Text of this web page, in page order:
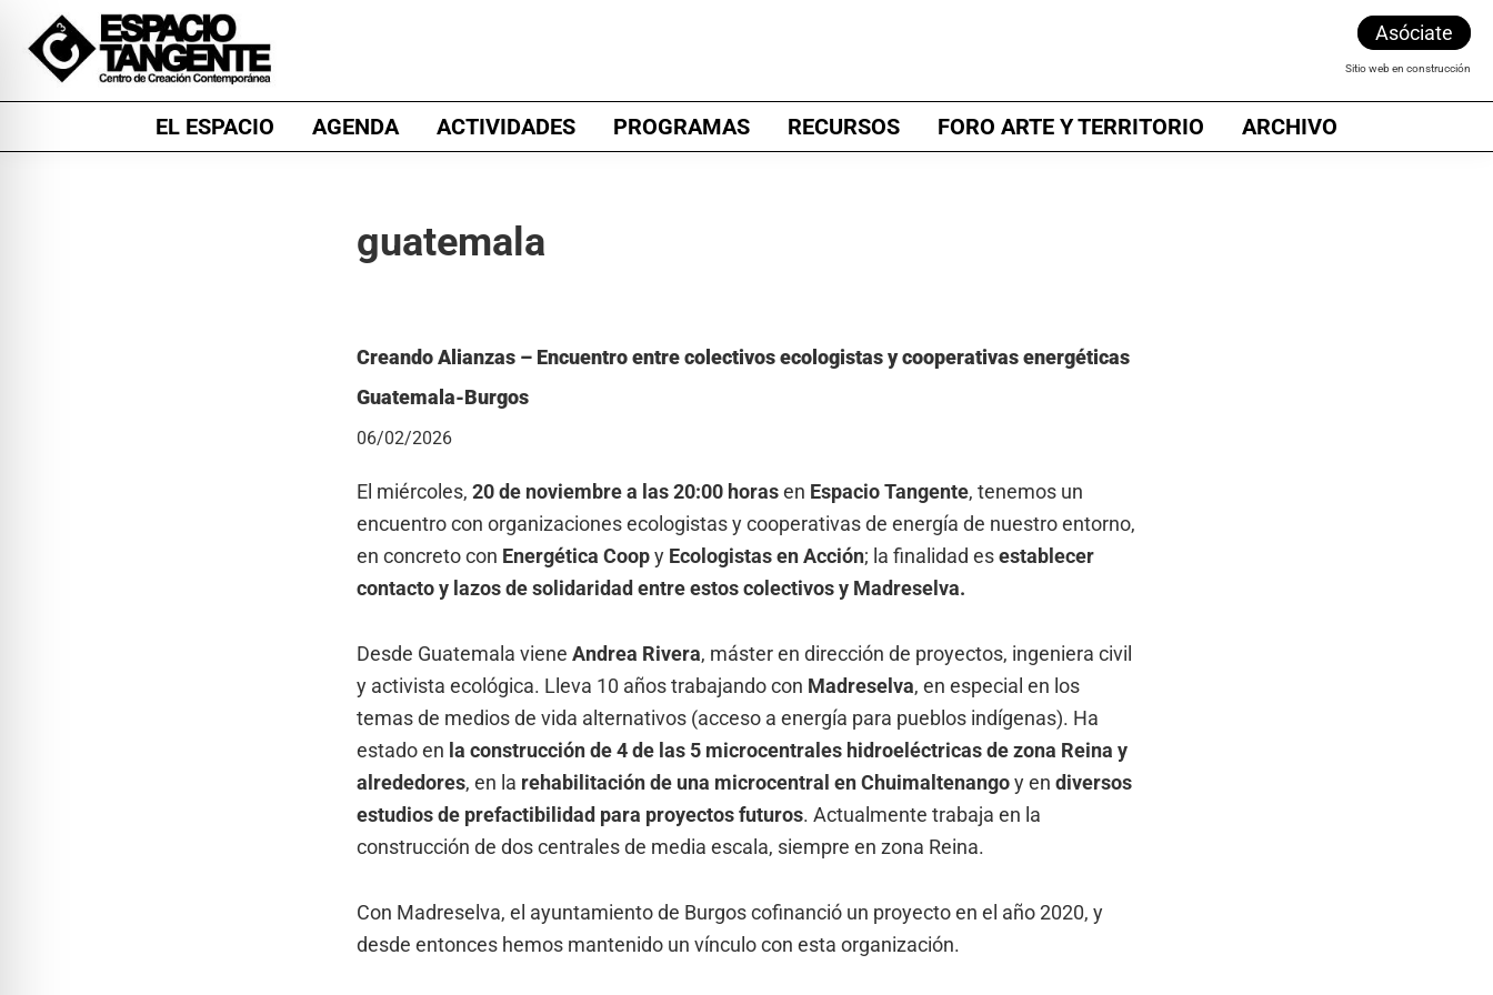
primary
footer
Espacio
Asóciate
Sitio web en construcción
EL ESPACIO AGENDA ACTIVIDADES PROGRAMAS RECURSOS FORO ARTE Y TERRITORIO ARCHIVO
guatemala
Creando Alianzas – Encuentro entre colectivos ecologistas y cooperativas energéticas
Guatemala-Burgos
06/02/2026
El miércoles, 20 de noviembre a las 20:00 horasen Espacio Tangente, tenemos un
encuentro con organizaciones ecologistas y cooperativas de energía de nuestro entorno,
en concreto con Energética Coopy Ecologistas en Acción; la finalidad esestablecer
contacto y lazos de solidaridad entre estos colectivos y Madreselva.
Desde Guatemala viene Andrea Rivera, máster en dirección de proyectos, ingeniera civil
y activista ecológica. Lleva 10 años trabajando con Madreselva, en especial en los
temas de medios de vida alternativos (acceso a energía para pueblos indígenas). Ha
estado en la construcción de 4 de las 5 microcentrales hidroeléctricas de zona Reina y
alrededores, en la rehabilitación de una microcentral en Chuimaltenangoy en diversos
estudios de prefactibilidad para proyectos futuros. Actualmente trabaja en la
construcción de dos centrales de media escala, siempre en zona Reina.
Con Madreselva, el ayuntamiento de Burgos cofinanció un proyecto en el año 2020, y
desde entonces hemos mantenido un vínculo con esta organización.